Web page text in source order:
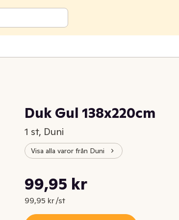
Duk Gul 138x220cm
1 st, Duni
Visa alla varor från Duni
Nuvarande pris är: 99,95 kr
99,95 kr
99,95 kr /st
Styckpris: 99,95 kr /st